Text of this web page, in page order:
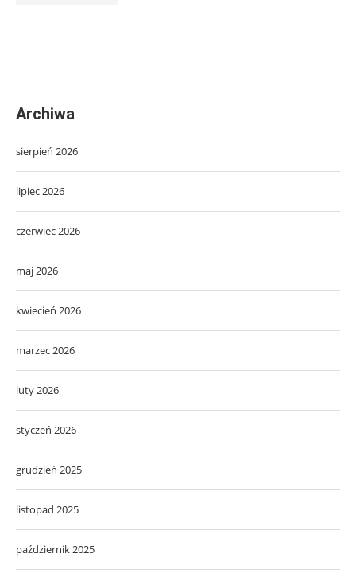
Archiwa
sierpień 2026
lipiec 2026
czerwiec 2026
maj 2026
kwiecień 2026
marzec 2026
luty 2026
styczeń 2026
grudzień 2025
listopad 2025
październik 2025